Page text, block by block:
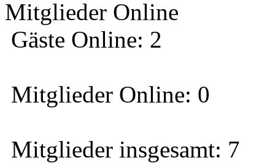
Mitglieder Online
Gäste Online: 2
Mitglieder Online: 0
Mitglieder insgesamt: 7